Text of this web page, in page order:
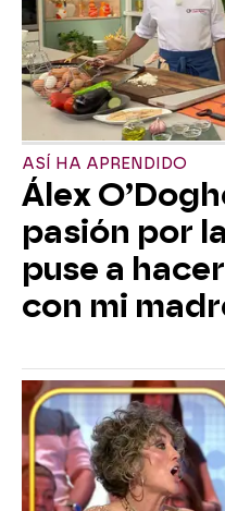
ASÍ HA APRENDIDO
Álex
pasión por
puse a
con mi